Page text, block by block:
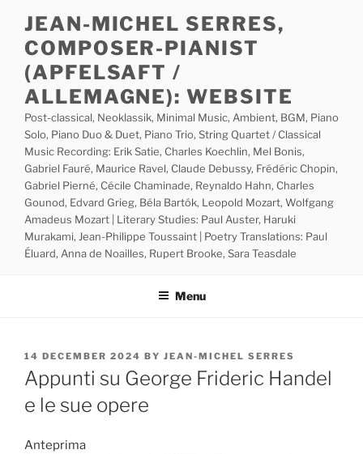
content
JEAN-MICHEL SERRES,
COMPOSER-PIANIST
(APFELSAFT /
ALLEMAGNE): WEBSITE
Post-classical, Neoklassik, Minimal Music, Ambient, BGM, Piano
Solo, Piano Duo & Duet, Piano Trio, String Quartet / Classical
Music Recording: Erik Satie, Charles Koechlin, Mel Bonis,
Gabriel Fauré, Maurice Ravel, Claude Debussy, Frédéric Chopin,
Gabriel Pierné, Cécile Chaminade, Reynaldo Hahn, Charles
Gounod, Edvard Grieg, Béla Bartók, Leopold Mozart, Wolfgang
Amadeus Mozart | Literary Studies: Paul Auster, Haruki
Murakami, Jean-Philippe Toussaint | Poetry Translations: Paul
Éluard, Anna de Noailles, Rupert Brooke, Sara Teasdale
Menu
POSTED
ON
14 DECEMBER 2024 BY JEAN-MICHEL SERRES
Appunti su George Frideric Handel
e le sue opere
Anteprima